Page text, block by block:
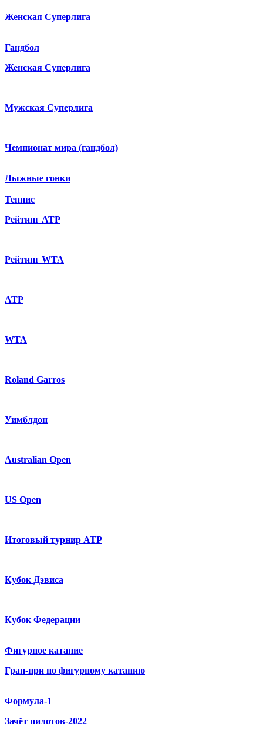
Женская Суперлига
Гандбол
Женская Суперлига
Мужская Суперлига
Чемпионат мира (гандбол)
Лыжные гонки
Теннис
Рейтинг ATP
Рейтинг WTA
ATP
WTA
Roland Garros
Уимблдон
Australian Open
US Open
Итоговый турнир ATP
Кубок Дэвиса
Кубок Федерации
Фигурное катание
Гран-при по фигурному катанию
Формула-1
Зачёт пилотов-2022